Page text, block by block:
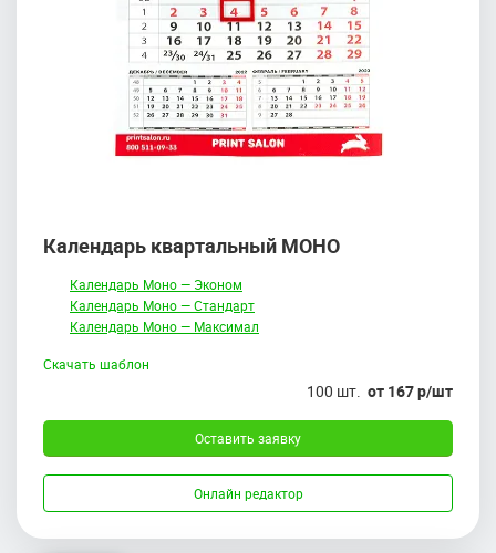
Календарь квартальный МОНО
Календарь Моно — Эконом
Календарь Моно — Стандарт
Календарь Моно — Максимал
Скачать шаблон
100 шт. от 167 р/шт
Оставить заявку
Онлайн редактор